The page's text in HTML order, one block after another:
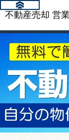
不動産売却 営業